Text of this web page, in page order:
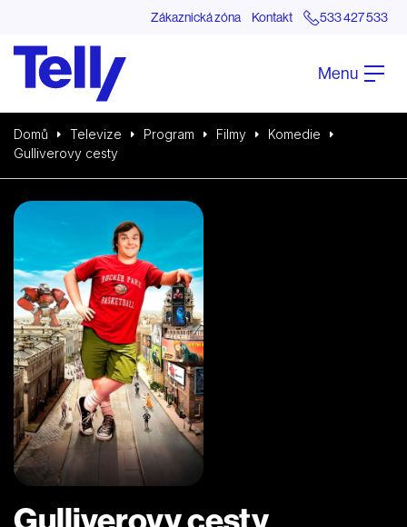
Zákaznická zóna Kontakt 533 427 533
Menu
Domů Televize Program Filmy
Komedie
Gulliverovy cesty
Gulliverovy cesty